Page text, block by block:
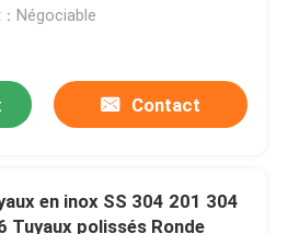
：Négociable
Contact
en inox SS 304 201 304
Tuyaux polissés Ronde